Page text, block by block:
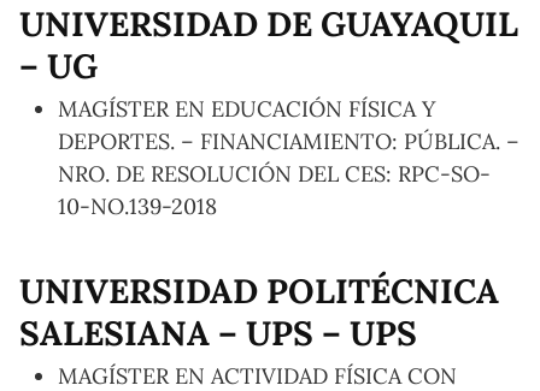
UNIVERSIDAD DE GUAYAQUIL
– UG
MAGÍSTER EN EDUCACIÓN FÍSICA Y
DEPORTES. – FINANCIAMIENTO: PÚBLICA. –
NRO. DE RESOLUCIÓN DEL CES: RPC-SO-
10-NO.139-2018
UNIVERSIDAD POLITÉCNICA
SALESIANA – UPS – UPS
MAGÍSTER EN ACTIVIDAD FÍSICA CON